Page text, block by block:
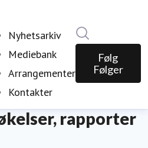
Nyhetsarkiv
Mediebank
Arrangementer
Kontakter
Følg
Følger
rapporter